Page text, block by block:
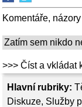
Hlavní rubriky:
Diskuze, Služby
Komentáře,
Zatím sem nikdo
>>> Číst a vkládat